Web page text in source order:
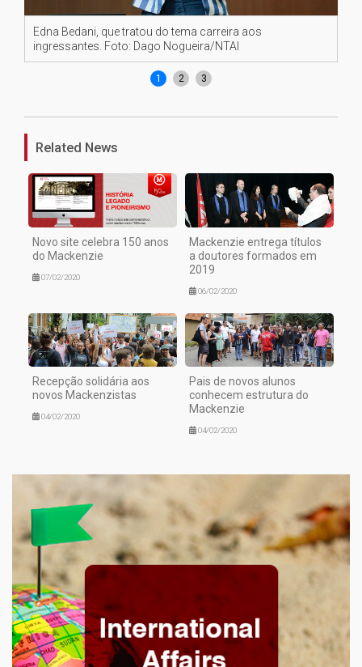
Edna Bedani, que tratou do tema carreira aos
ingressantes. Foto: Dago Nogueira/NTAI
1 2 3
Related News
Novo site celebra 150 anos
do Mackenzie
07/02/2020
Mackenzie entrega títulos
a doutores formados em
2019
06/02/2020
Recepção solidária aos
novos Mackenzistas
04/02/2020
Pais de novos alunos
conhecem estrutura do
Mackenzie
04/02/2020